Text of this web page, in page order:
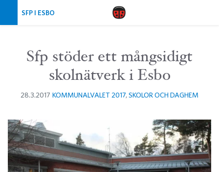
SFP I ESBO
Sfp stöder ett mångsidigt
skolnätverk i Esbo
28.3.2017 KOMMUNALVALET 2017,SKOLOR OCH DAGHEM